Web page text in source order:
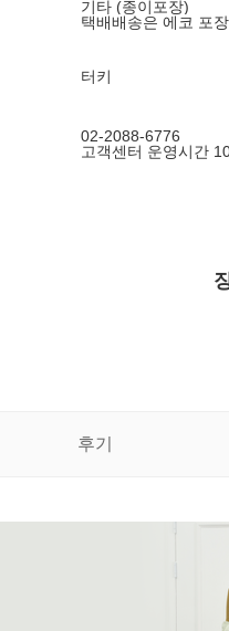
기타 (종이포장)
택배배송은 에코 포
터키
02-2088-6776
고객센터 운영시간
후기